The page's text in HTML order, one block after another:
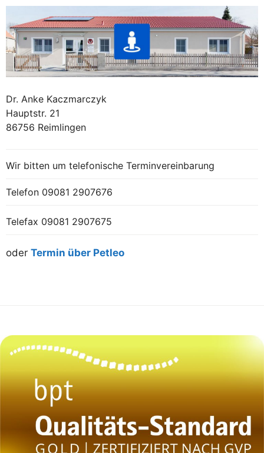
Dr. Anke Kaczmarczyk
Hauptstr. 21
86756 Reimlingen
Wir bitten um telefonische Terminvereinbarung
Telefon 09081 2907676
Telefax 09081 2907675
oder Termin über Petleo